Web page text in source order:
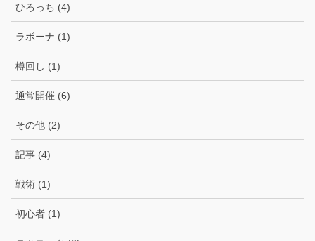
ひろっち (4)
ラボーナ (1)
樽回し (1)
通常開催 (6)
その他 (2)
記事 (4)
戦術 (1)
初心者 (1)